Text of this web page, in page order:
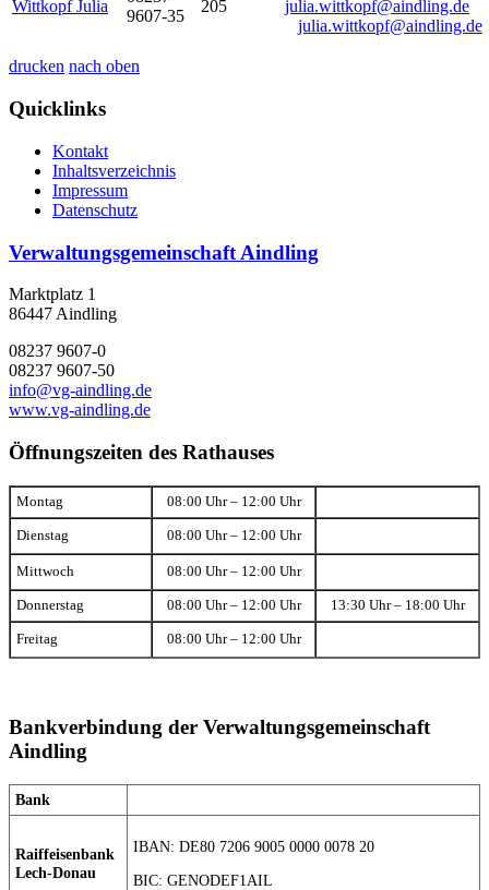
Wittkopf Julia
9607-35
205
julia.wittkopf@aindling.de
drucken nach oben
Quicklinks
Kontakt
Inhaltsverzeichnis
Impressum
Datenschutz
Verwaltungsgemeinschaft Aindling
Marktplatz 1
86447 Aindling
08237 9607-0
08237 9607-50
info@vg-aindling.de
www.vg-aindling.de
Öffnungszeiten des Rathauses
Montag 08:00 Uhr – 12:00 Uhr
Dienstag 08:00 Uhr – 12:00 Uhr
Mittwoch 08:00 Uhr – 12:00 Uhr
Donnerstag 08:00 Uhr – 12:00 Uhr 13:30 Uhr – 18:00 Uhr
Freitag 08:00 Uhr – 12:00 Uhr
Bankverbindung der Verwaltungsgemeinschaft
Aindling
Bank
Raiffeisenbank
Lech-Donau
IBAN: DE80 7206 9005 0000 0078 20
BIC: GENODEF1AIL